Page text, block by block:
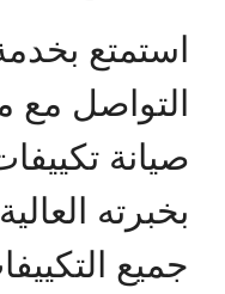
استمتع
التواصل مع
صيانة
بخبرته
جميع